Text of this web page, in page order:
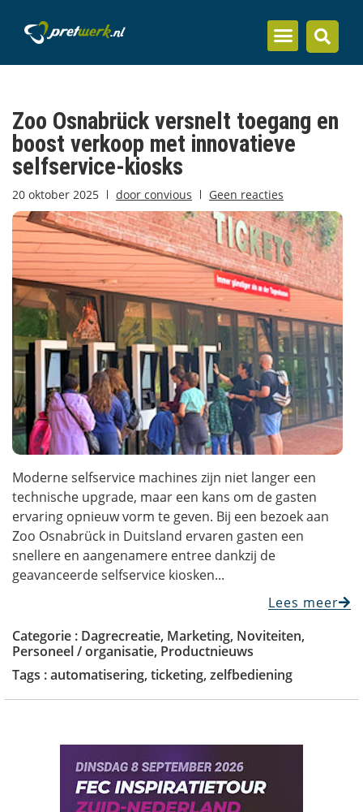
Zoo Osnabrück versnelt toegang en
boost verkoop met innovatieve
selfservice-kiosks
20 oktober 2025 door convious Geen reacties
Moderne selfservice machines zijn niet langer een
technische upgrade, maar een kans om de gasten
ervaring opnieuw vorm te geven.​​ Bij een bezoek aan
Zoo Osnabrück in Duitsland ervaren gasten een
snellere en aangenamere entree dankzij de
geavanceerde selfservice kiosken...
Lees meer
Categorie : Dagrecreatie, Marketing, Noviteiten,
Personeel / organisatie, Productnieuws
Tags :automatisering, ticketing, zelfbediening